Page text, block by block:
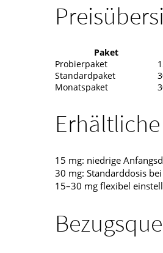
Paket
Probierpaket
Standardpaket
Monatspaket
15 mg: niedrige
30 mg: Standarddosis
15–30 mg flexibel